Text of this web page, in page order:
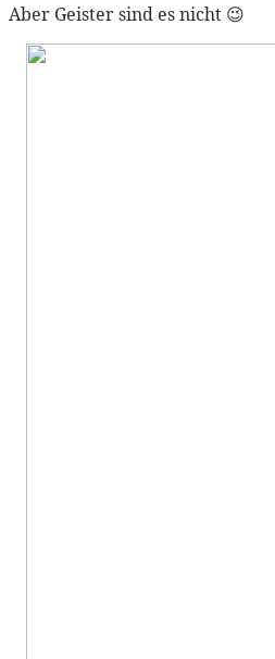
Aber Geister sind es nicht 😉